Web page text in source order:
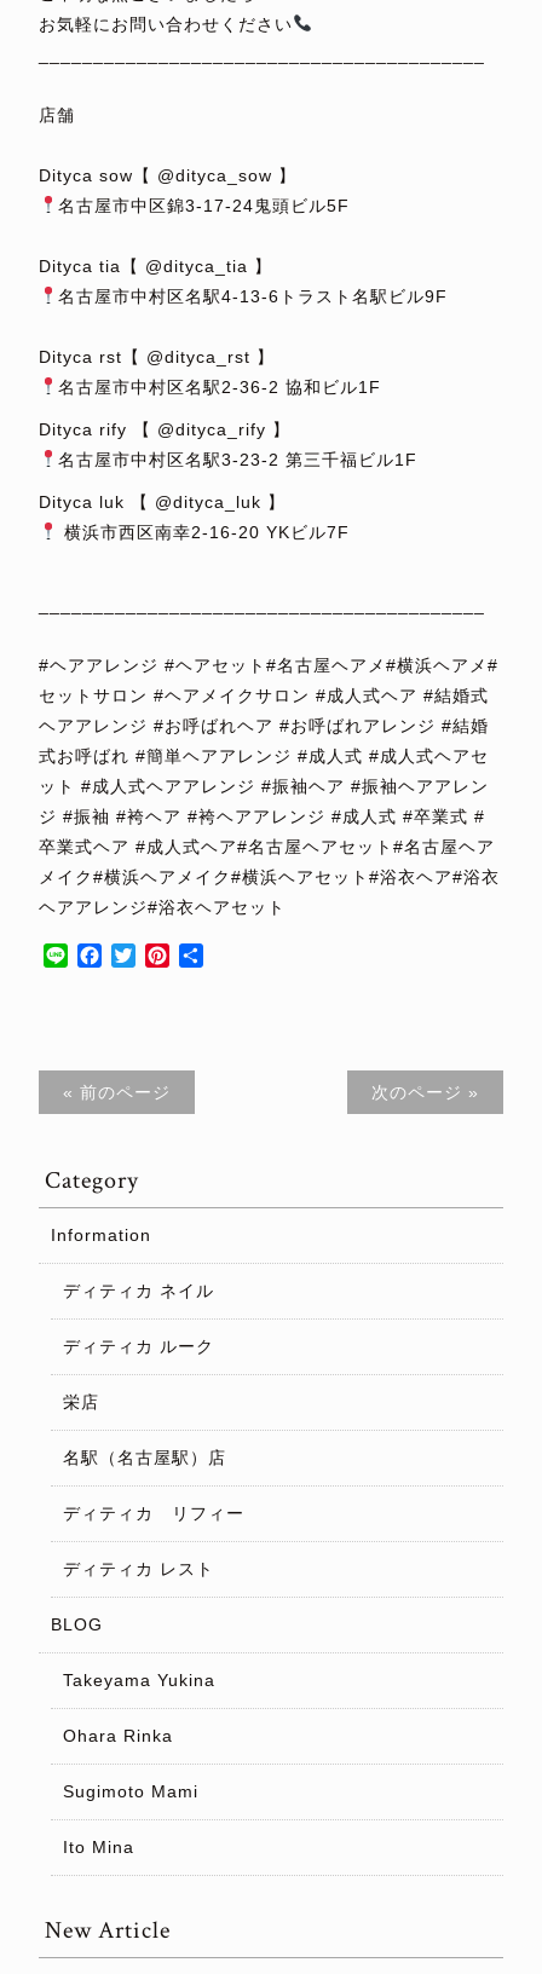
お気軽にお問い合わせください
店舗
Dityca sow【 @dityca_sow 】
名古屋市中区錦3-17-24鬼頭ビル5F
Dityca tia【 @dityca_tia 】
名古屋市中村区名駅4-13-6トラスト名駅ビル9F
Dityca rst【 @dityca_rst 】
名古屋市中村区名駅2-36-2 協和ビル1F
Dityca rify 【 @dityca_rify 】
名古屋市中村区名駅3-23-2 第三千福ビル1F
Dityca luk 【 @dityca_luk 】
横浜市西区南幸2-16-20 YKビル7F
#ヘアアレンジ #ヘアセット#名古屋ヘアメ#横浜ヘアメ#
セットサロン #ヘアメイクサロン #成人式ヘア #結婚式
ヘアアレンジ #お呼ばれヘア #お呼ばれアレンジ #結婚
式お呼ばれ #簡単ヘアアレンジ #成人式 #成人式ヘアセ
ット #成人式ヘアアレンジ #振袖ヘア #振袖ヘアアレン
ジ #振袖 #袴ヘア #袴ヘアアレンジ #成人式 #卒業式 #
卒業式ヘア #成人式ヘア#名古屋ヘアセット#名古屋ヘア
メイク#横浜ヘアメイク#横浜ヘアセット#浴衣ヘア#浴衣
ヘアアレンジ#浴衣ヘアセット
Line Facebook
TwitterPinterest
« 前のページ 次のページ »
Category
Information
ディティカ ネイル
ディティカ ルーク
栄店
名駅（名古屋駅）店
ディティカ リフィー
ディティカ レスト
BLOG
Takeyama Yukina
Ohara Rinka
Sugimoto Mami
Ito Mina
New Article